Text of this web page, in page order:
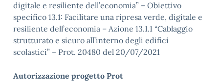
digitale e resiliente dell’economia” – Obiettivo
specifico 13.1: Facilitare una ripresa verde, digitale e
resiliente dell’economia – Azione 13.1.1 “Cablaggio
strutturato e sicuro all’interno degli edifici
scolastici” – Prot. 20480 del 20/07/2021
Autorizzazione progetto Prot